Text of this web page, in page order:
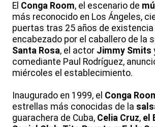
El Conga Room, el escenario de
más reconocido en Los Ángeles,
puertas tras 25 años de existencia
encabezado por el caballero de la
Santa Rosa, el actor Jimmy Smits
comediante Paul Rodríguez,
miércoles el establecimiento.
Inaugurado en 1999, el Conga
estrellas más conocidas de la
guarachera de Cuba, Celia Cruz, el